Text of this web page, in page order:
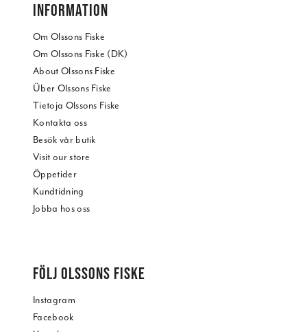
INFORMATION
Om Olssons Fiske
Om Olssons Fiske (DK)
About Olssons Fiske
Über Olssons Fiske
Tietoja Olssons Fiske
Kontakta oss
Besök vår butik
Visit our store
Öppetider
Kundtidning
Jobba hos oss
FÖLJ OLSSONS FISKE
Instagram
Facebook